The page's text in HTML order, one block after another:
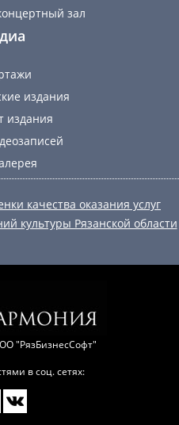
зал
издания
издания
качества оказания услуг
культуры Рязанской области
"РязБизнесСофт"
в соц. сетях: